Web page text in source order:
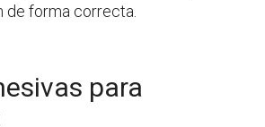
de forma correcta.
para